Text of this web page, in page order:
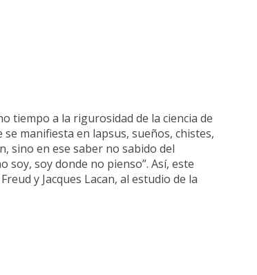
tiempo a la rigurosidad de la ciencia de
manifiesta en lapsus, sueños, chistes,
sino en ese saber no sabido del
soy, soy donde no pienso”. Así, este
y Jacques Lacan, al estudio de la